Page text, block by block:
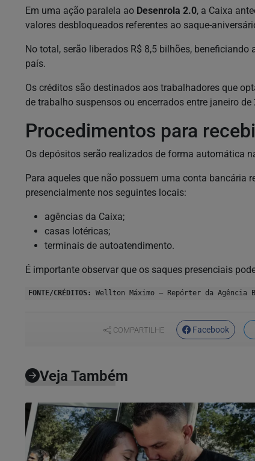
Em uma ação paralela ao Desenrola 2.0, a Caixa
valores desbloqueados referentes ao saque-
No total, serão liberados R$ 8,5 bilhões,
país.
Os créditos são destinados aos trabalhadores que
de trabalho suspensos ou encerrados entre janeiro
Procedimentos para
Os depósitos serão realizados de forma automática
Para aqueles que não possuem uma conta bancária
presencialmente nos seguintes locais:
agências da Caixa;
casas lotéricas;
terminais de autoatendimento.
É importante observar que os saques presenciais
FONTE/CRÉDITOS: Wellton Máximo – Repórter da Agência
COMPARTILHE Facebook
Veja Também